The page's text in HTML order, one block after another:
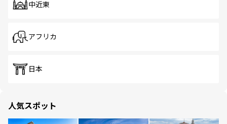
中近東
アフリカ
日本
人気スポット